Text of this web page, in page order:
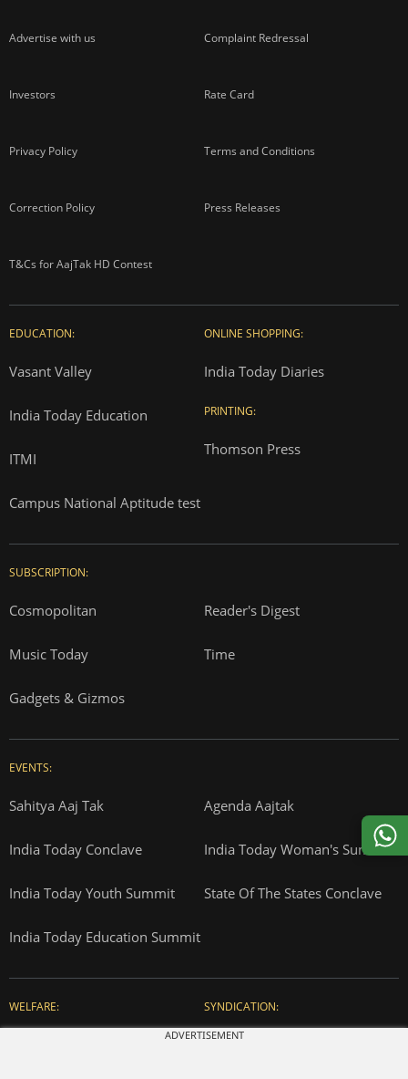
Advertise with us Complaint Redressal
Investors Rate Card
Privacy Policy Terms and Conditions
Correction Policy Press Releases
T&Cs for AajTak HD Contest
EDUCATION:
Vasant Valley
India Today Education
ITMI
Campus National Aptitude test
ONLINE SHOPPING:
India Today Diaries
PRINTING:
Thomson Press
SUBSCRIPTION:
Cosmopolitan Reader's Digest
Music Today Time
Gadgets & Gizmos
EVENTS:
Sahitya Aaj Tak Agenda Aajtak
India Today Conclave India Today Woman's Summit
India Today Youth Summit State Of The States Conclave
India Today Education Summit
WELFARE: SYNDICATION:
India Content
ADVERTISEMENT